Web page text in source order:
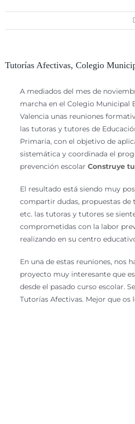
Tutorías Afectivas, Colegio
A mediados del mes de
marcha en el Colegio Municipal
Valencia unas reuniones
las tutoras y tutores de
Primaria, con el objetivo de
sistemática y coordinada el
prevención escolar Construye
El resultado está siendo muy
compartir dudas, propuestas de
etc. las tutoras y tutores se
comprometidas con la labor
realizando en su centro
En una de estas reuniones, nos
proyecto muy interesante que
desde el pasado curso escolar.
Tutorías Afectivas. Mejor que os